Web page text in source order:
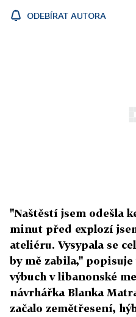
ODEBÍRAT AUTORA
"Naštěstí jsem odešla
minut před explozí
ateliéru. Vysypala se
by mě zabila,"
výbuch v libanonské
návrhářka Blanka
začalo zemětřesení,